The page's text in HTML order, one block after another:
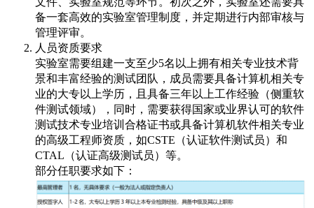
备一套高效的实验室管理制度，并定期进行内部审核与
管理评审。
人员资质要求
实验室需要组建一支至少5名以上拥有相关专业技术背
景和丰富经验的测试团队，成员需要具备计算机相关专
业的大专以上学历，且具备三年以上工作经验（侧重软
件测试领域），同时，需要获得国家或业界认可的软件
测试技术专业培训合格证书或具备计算机软件相关专业
的高级工程师资质，如CSTE（认证软件测试员）和
CTAL（认证高级测试员）等。
部分任职要求如下：